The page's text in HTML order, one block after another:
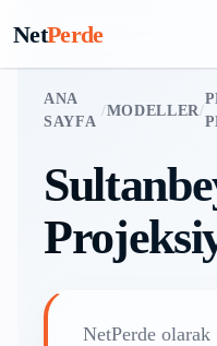
NetPerde
ANA
SAYFA
/MODELLER/
NetPerde olarak